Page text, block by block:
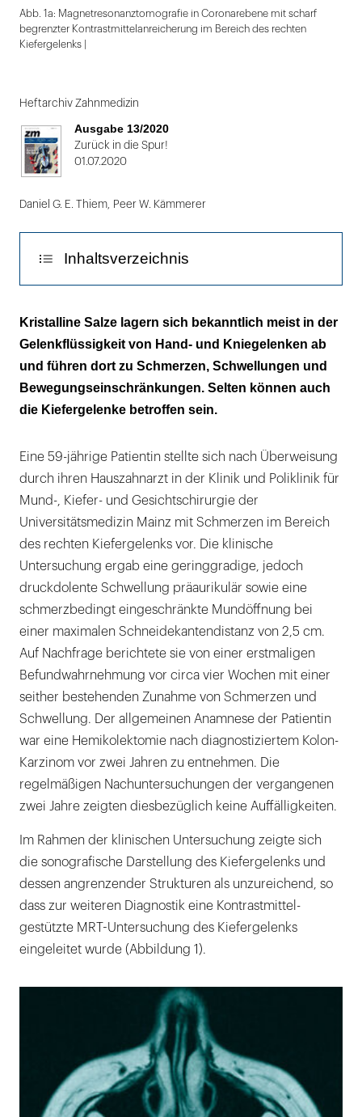
öffnen
Abb. 1a: Magnetresonanztomografie in Coronarebene mit scharf
begrenzter Kontrastmittelanreicherung im Bereich des rechten
Kiefergelenks |
1
von
2
Heftarchiv Zahnmedizin
Ausgabe 13/2020
Zurück in die Spur!
01.07.2020
Daniel G. E. Thiem Peer W. Kämmerer
Inhaltsverzeichnis
Diskussion
Literaturliste
Kristalline Salze lagern sich bekanntlich meist in der
Gelenkflüssigkeit von Hand- und Kniegelenken ab
und führen dort zu Schmerzen, Schwellungen und
Bewegungseinschränkungen. Selten können auch
die Kiefergelenke betroffen sein.
Eine 59-jährige Patientin stellte sich nach Überweisung
durch ihren Hauszahnarzt in der Klinik und Poliklinik für
Mund-, Kiefer- und Gesichtschirurgie der
Universitätsmedizin Mainz mit Schmerzen im Bereich
des rechten Kiefergelenks vor. Die klinische
Untersuchung ergab eine geringgradige, jedoch
druckdolente Schwellung präaurikulär sowie eine
schmerzbedingt eingeschränkte Mundöffnung bei
einer maximalen Schneidekantendistanz von 2,5 cm.
Auf Nachfrage berichtete sie von einer erstmaligen
Befundwahrnehmung vor circa vier Wochen mit einer
seither bestehenden Zunahme von Schmerzen und
Schwellung. Der allgemeinen Anamnese der Patientin
war eine Hemikolektomie nach diagnostiziertem Kolon-
Karzinom vor zwei Jahren zu entnehmen. Die
regelmäßigen Nachuntersuchungen der vergangenen
zwei Jahre zeigten diesbezüglich keine Auffälligkeiten.
Im Rahmen der klinischen Untersuchung zeigte sich
die sonografische Darstellung des Kiefergelenks und
dessen angrenzender Strukturen als unzureichend, so
dass zur weiteren Diagnostik eine Kontrastmittel-
gestützte MRT-Untersuchung des Kiefergelenks
eingeleitet wurde (Abbildung 1).